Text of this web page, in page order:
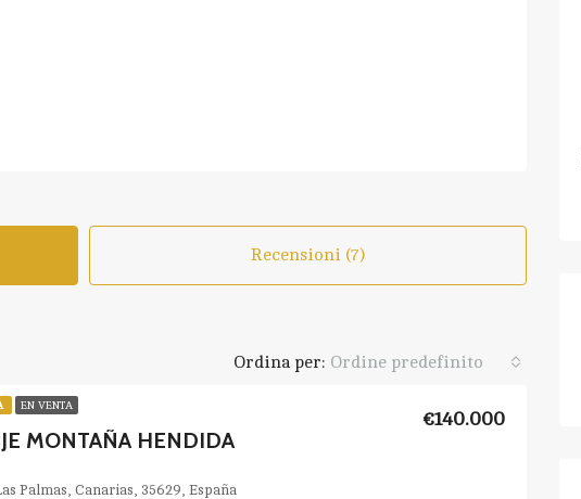
Recensioni (7)
Ordina per: Ordine predefinito
EN VENTA
MONTAÑA HENDIDA
€140.000
Palmas, Canarias, 35629, España